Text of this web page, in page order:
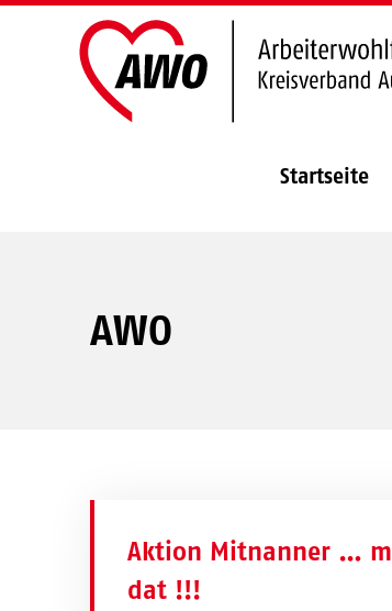
Startseite
AWO
Aktion Mitnanner …
dat !!!